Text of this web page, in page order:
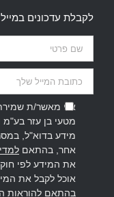
לקבלת עדכונים במייל
אני מאשר/ת
מטעי בן עזר בע"מ
אחר, בהתאם
את המידע לפי
אוכל לקבל את
בהתאם להוראות